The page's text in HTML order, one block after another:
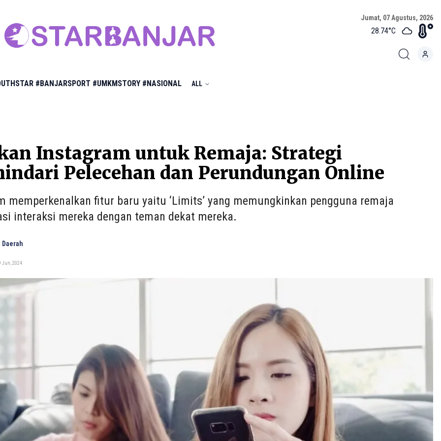
Jumat, 07 Agustus, 2026
28.74°C
#BANJARSPORT #UMKMSTORY #NASIONAL ALL
Instagram untuk Remaja: Strategi
Pelecehan dan Perundungan Online
memperkenalkan fitur baru yaitu ‘Limits’ yang memungkinkan pengguna remaja
interaksi mereka dengan teman dekat mereka.
Daerah
Jun, 2024